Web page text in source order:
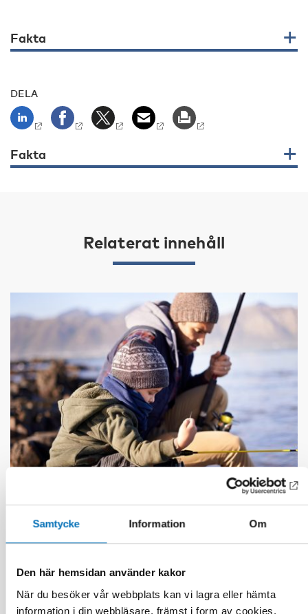
Samtycke Information Om
Den här hemsidan använder kakor
När du besöker vår webbplats kan vi lagra eller hämta
information i din webbläsare, främst i form av cookies.
Fakta
DELA
Fakta
Relaterat innehåll
DÖVBLINDHET
persons with acquired deafblindness